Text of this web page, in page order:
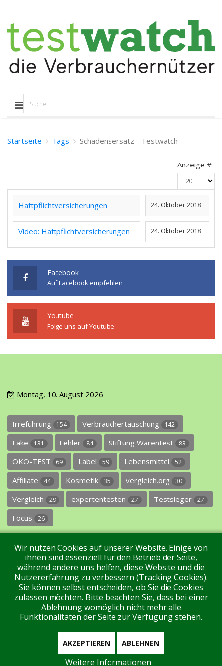
Startseite Tags Schadensersatz - Testwatch
Anzeige #
Haftpflichtversicherungen 24. Oktober 2018
Video: Haftpflichtversicherungen 24. Oktober 2018
Facebook
Auf Facebook empfehlen
Youtube
Folge uns auf Youtube
Montag, 10. August 2026
Irreführung 154 Verbrauchertäuschung 142
Fake 131 Fehler 84 Stiftung Warentest 83
ÖKO-TEST 69 Label 59 Lebensmittel 52
Affiliate 44 Kosmetik 35 vergleich.org 30
Vergleich 29 expertentesten 27 Testsieger 27
Focus 26
Impressum Datenschutz Über uns Kontakt
Tags Unterstützen Sie uns! Login
Aktuell sind 223 Gäste und keine Mitglieder online
Wir nutzen Cookies auf unserer Website. Einige von
ihnen sind essenziell für den Betrieb der Seite,
während andere uns helfen, diese Website und die
Nutzererfahrung zu verbessern (Tracking Cookies).
Sie können selbst entscheiden, ob Sie die Cookies
zulassen möchten. Bitte beachten Sie, dass bei einer
Ablehnung womöglich nicht mehr alle
Funktionalitäten der Seite zur Verfügung stehen.
AKZEPTIEREN ABLEHNEN
Weitere Informationen